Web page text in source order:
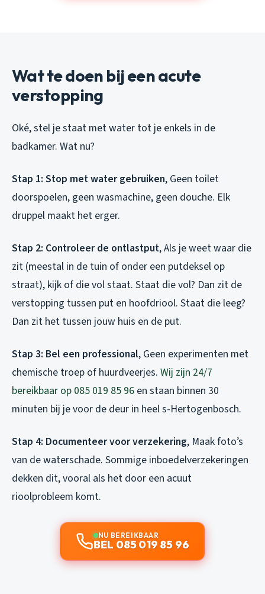
Wat te doen bij een acute
verstopping
Oké, stel je staat met water tot je enkels in de
badkamer. Wat nu?
Stap 1: Stop met water gebruiken, Geen toilet
doorspoelen, geen wasmachine, geen douche. Elk
druppel maakt het erger.
Stap 2: Controleer de ontlastput, Als je weet waar die
zit (meestal in de tuin of onder een putdeksel op
straat), kijk of die vol staat. Staat die vol? Dan zit de
verstopping tussen put en hoofdriool. Staat die leeg?
Dan zit het tussen jouw huis en de put.
Stap 3: Bel een professional, Geen experimenten met
chemische troep of huurdveerjes. Wij zijn 24/7
bereikbaar op 085 019 85 96 en staan binnen 30
minuten bij je voor de deur in heel s-Hertogenbosch.
Stap 4: Documenteer voor verzekering, Maak foto’s
van de waterschade. Sommige inboedelverzekeringen
dekken dit, vooral als het door een acuut
rioolprobleem komt.
NU BEREIKBAAR
BEL 085 019 85 96